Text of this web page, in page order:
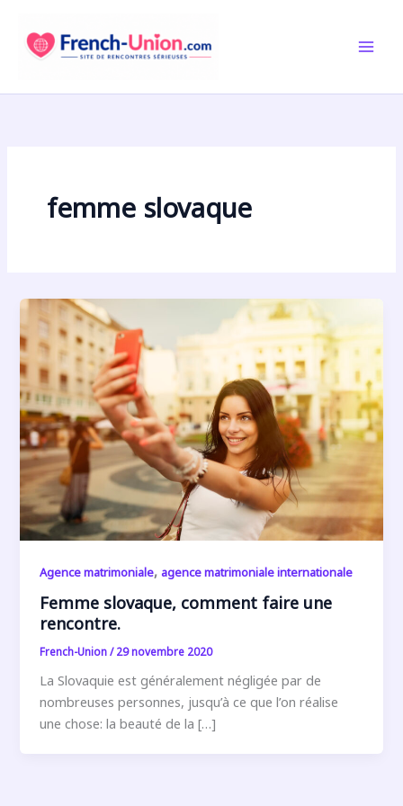
contenu
femme slovaque
Agence matrimoniale, agence matrimoniale internationale
Femme slovaque, comment faire une
rencontre.
French-Union/29 novembre 2020
La Slovaquie est généralement négligée par de
nombreuses personnes, jusqu’à ce que l’on réalise
une chose: la beauté de la […]